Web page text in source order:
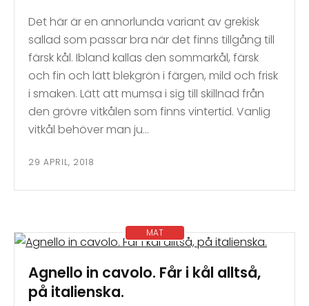
Det här är en annorlunda variant av grekisk
sallad som passar bra när det finns tillgång till
färsk kål. Ibland kallas den sommarkål, färsk
och fin och lätt blekgrön i färgen, mild och frisk
i smaken. Lätt att mumsa i sig till skillnad från
den grövre vitkålen som finns vintertid. Vanlig
vitkål behöver man ju…
29 APRIL, 2018
MAT
Agnello in cavolo. Får i kål alltså,
på italienska.